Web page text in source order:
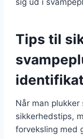
Tips til
Når man
sikkerhedstips,
forveksling med